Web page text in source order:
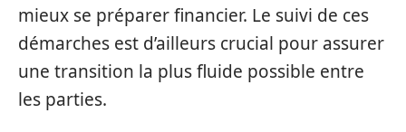
mieux se préparer financier. Le suivi de ces
démarches est d’ailleurs crucial pour assurer
une transition la plus fluide possible entre
les parties.